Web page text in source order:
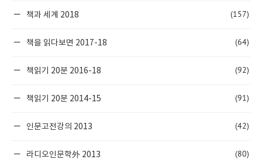
책과 세계 2018 (157)
책을 읽다보면 2017-18 (64)
책읽기 20분 2016-18 (92)
책읽기 20분 2014-15 (91)
인문고전강의 2013 (42)
라디오인문학外 2013 (80)